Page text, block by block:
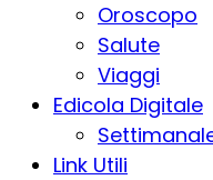
Oroscopo
Salute
Viaggi
Edicola Digitale
Link Utili